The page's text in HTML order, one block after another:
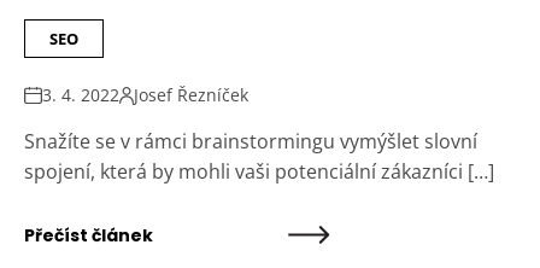
SEO
3. 4. 2022 Josef Řezníček
Snažíte se v rámci brainstormingu vymýšlet slovní
spojení, která by mohli vaši potenciální zákazníci […]
Přečíst článek